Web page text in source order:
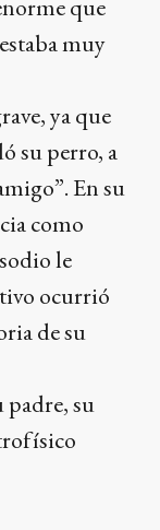
que
muy
ya que
su perro, a
En su
como
le
ocurrió
de su
padre, su